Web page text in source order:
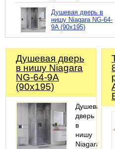
Душевая дверь в
нишу Niagara NG-64-
9A (90х195)
Душевая дверь
в нишу Niagara
NG-64-9A
(90х195)
Душевая
дверь
в
нишу
Niagara